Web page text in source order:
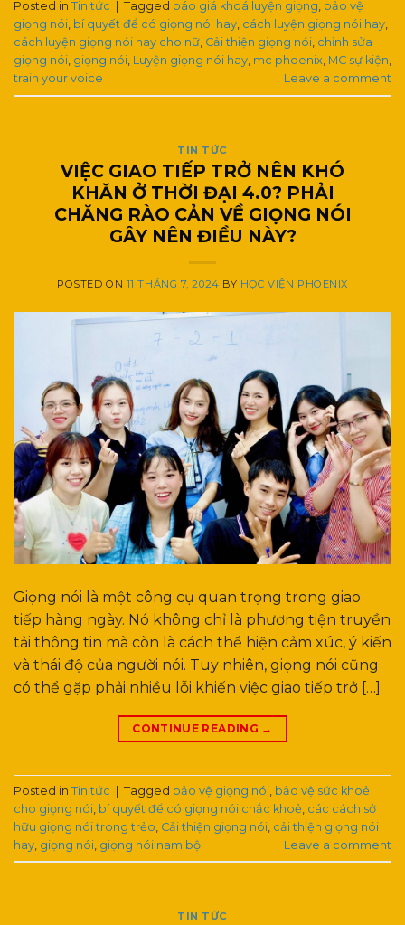
Posted in Tin tức Tagged báo giá khoá luyện giọng, bảo vệ
giọng nói, bí quyết để có giọng nói hay, cách luyện giọng nói hay,
cách luyện giọng nói hay cho nữ, Cải thiện giọng nói, chỉnh sửa
giọng nói, giọng nói, Luyện giọng nói hay, mc phoenix, MC sự kiện,
train your voice
Leave a comment
TIN TỨC
VIỆC GIAO TIẾP TRỞ NÊN KHÓ
KHĂN Ở THỜI ĐẠI 4.0? PHẢI
CHĂNG RÀO CẢN VỀ GIỌNG NÓI
GÂY NÊN ĐIỀU NÀY?
POSTED ON 11 THÁNG 7, 2024 BY HỌC VIỆN PHOENIX
Giọng nói là một công cụ quan trọng trong giao
tiếp hàng ngày. Nó không chỉ là phương tiện truyền
tải thông tin mà còn là cách thể hiện cảm xúc, ý kiến
và thái độ của người nói. Tuy nhiên, giọng nói cũng
có thể gặp phải nhiều lỗi khiến việc giao tiếp trở […]
CONTINUE READING →
Posted in Tin tức | Tagged bảo vệ giọng nói bảo vệ sức khoẻ
cho giọng nói bí quyết để có giọng nói chắc khoẻ các cách sở
hữu giọng nói trong trẻo Cải thiện giọng nói cải thiện giọng nói
hay giọng nói giọng nói nam bộ Leave a comment
TIN TỨC